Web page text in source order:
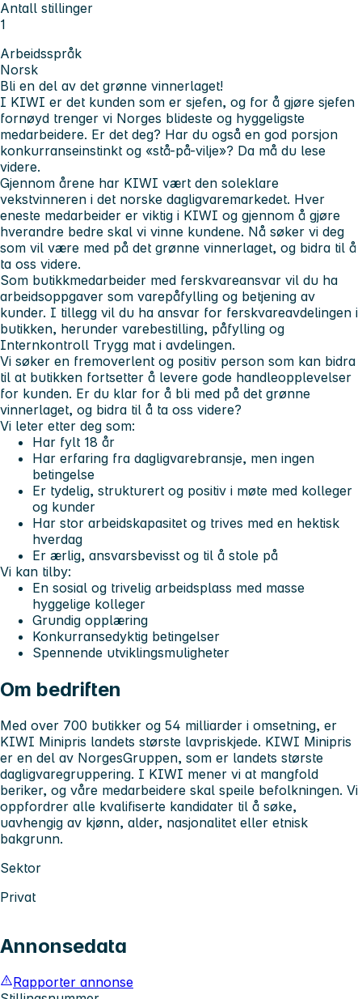
Antall stillinger
1
Arbeidsspråk
Norsk
Bli en del av det grønne vinnerlaget!
I KIWI er det kunden som er sjefen, og for å gjøre sjefen
fornøyd trenger vi Norges blideste og hyggeligste
medarbeidere. Er det deg? Har du også en god porsjon
konkurranseinstinkt og «stå-på-vilje»? Da må du lese
videre.
Gjennom årene har KIWI vært den soleklare
vekstvinneren i det norske dagligvaremarkedet. Hver
eneste medarbeider er viktig i KIWI og gjennom å gjøre
hverandre bedre skal vi vinne kundene. Nå søker vi deg
som vil være med på det grønne vinnerlaget, og bidra til å
ta oss videre.
Som butikkmedarbeider med ferskvareansvar vil du ha
arbeidsoppgaver som varepåfylling og betjening av
kunder. I tillegg vil du ha ansvar for ferskvareavdelingen i
butikken, herunder varebestilling, påfylling og
Internkontroll Trygg mat i avdelingen.
Vi søker en fremoverlent og positiv person som kan bidra
til at butikken fortsetter å levere gode handleopplevelser
for kunden. Er du klar for å bli med på det grønne
vinnerlaget, og bidra til å ta oss videre?
Vi leter etter deg som:
Har fylt 18 år
Har erfaring fra dagligvarebransje, men ingen
betingelse
Er tydelig, strukturert og positiv i møte med kolleger
og kunder
Har stor arbeidskapasitet og trives med en hektisk
hverdag
Er ærlig, ansvarsbevisst og til å stole på
Vi kan tilby:
En sosial og trivelig arbeidsplass med masse
hyggelige kolleger
Grundig opplæring
Konkurransedyktig betingelser
Spennende utviklingsmuligheter
Om bedriften
Med over 700 butikker og 54 milliarder i omsetning, er
KIWI Minipris landets største lavpriskjede. KIWI Minipris
er en del av NorgesGruppen, som er landets største
dagligvaregruppering. I KIWI mener vi at mangfold
beriker, og våre medarbeidere skal speile befolkningen. Vi
oppfordrer alle kvalifiserte kandidater til å søke,
uavhengig av kjønn, alder, nasjonalitet eller etnisk
bakgrunn.
Sektor
Privat
Annonsedata
Rapporter annonse